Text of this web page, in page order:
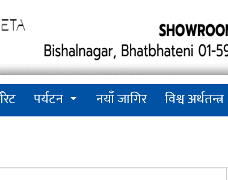
पर्यटन नयाँ जागिर विश्व अर्थतन्त्र